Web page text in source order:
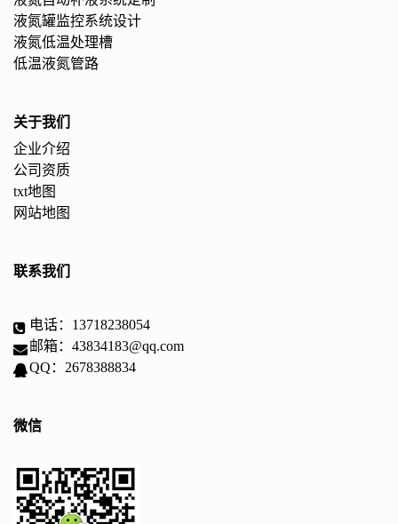
液氮罐监控系统设计
液氮低温处理槽
低温液氮管路
关于我们
企业介绍
公司资质
txt地图
网站地图
联系我们
电话：13718238054
邮箱：43834183@qq.com
QQ：2678388834
微信